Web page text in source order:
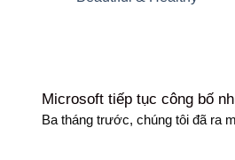
Microsoft tiếp tục công bố
Ba tháng trước, chúng tôi đã ra